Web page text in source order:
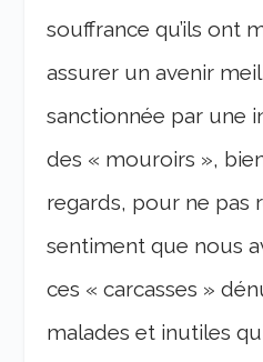
souffrance qu’ils ont
assurer un avenir
sanctionnée par une
des « mouroirs »,
regards, pour ne pas
sentiment que nous
ces « carcasses »
malades et inutiles